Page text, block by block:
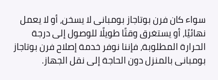
سواء كان فرن بوتاجاز بومبانى لا يسخن، أو لا يعمل
نهائيًا، أو يستغرق وقتًا طويلًا للوصول إلى درجة
الحرارة المطلوبة، فإننا نوفر خدمة إصلاح فرن بوتاجاز
بومبانى بالمنزل دون الحاجة إلى نقل الجهاز.